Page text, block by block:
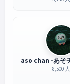
aso chan -あそ
8,500 人